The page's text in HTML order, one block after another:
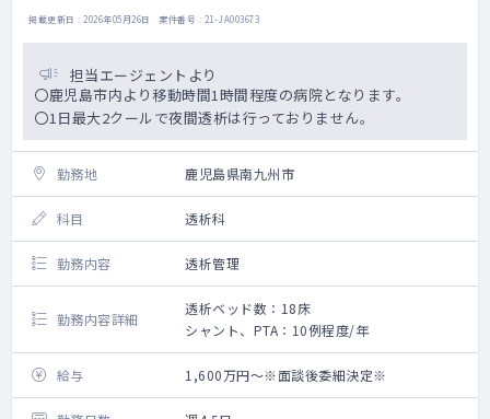
掲載更新日 : 2026年05月26日 案件番号 : 21-JA003673
担当エージェントより
〇鹿児島市内より移動時間1時間程度の病院となります。
〇1日最大2クールで夜間透析は行っておりません。
勤務地 鹿児島県南九州市
科目 透析科
勤務内容 透析管理
勤務内容詳細
透析ベッド数：18床
シャント、PTA：10例程度/年
給与 1,600万円～※面談後委細決定※